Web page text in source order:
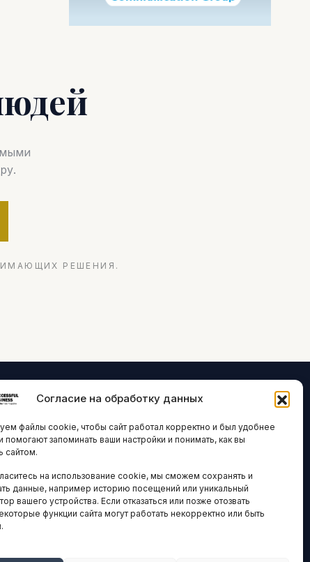
Согласие на обработку данных
файлы cookie, чтобы сайт работал корректно и был удобнее
помогают запоминать ваши настройки и понимать, как вы
сайтом.
на использование cookie, мы сможем сохранять и
данные, например историю посещений или уникальный
вашего устройства. Если отказаться или позже отозвать
функции сайта могут работать некорректно или быть
РЕШЕНИЯ.
И ARTICLES IN
ENGLISH
НАВИГАЦИЯ
Архив материалов